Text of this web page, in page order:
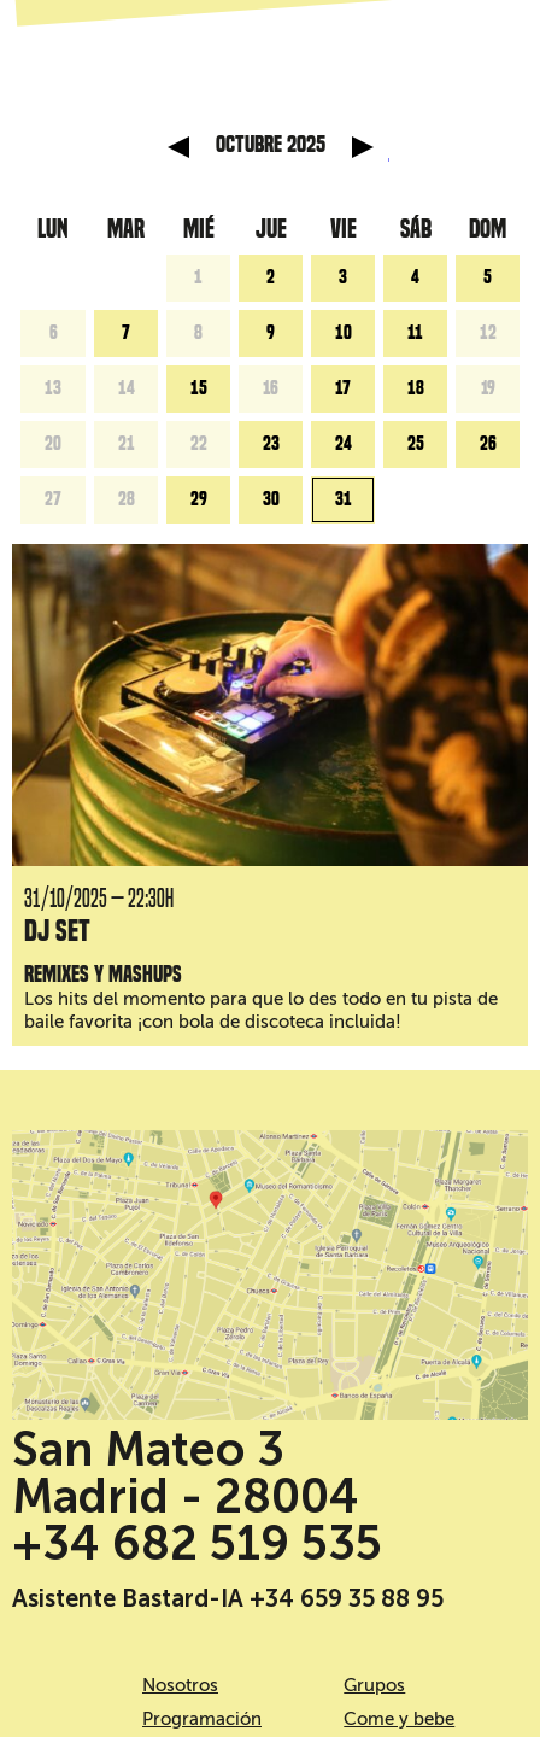
octubre 2025
LUN MAR MIÉ JUE VIE SÁB DOM
1 2 3 4 5
6 7 8 9 10 11 12
13 14 15 16 17 18 19
20 21 22 23 24 25 26
27 28 29 30 31
31/10/2025 — 22:30H
DJ Set
Remixes y mashups
Los hits del momento para que lo des todo en tu pista de
baile favorita ¡con bola de discoteca incluida!
San Mateo 3
Madrid - 28004
+34 682 519 535
Asistente Bastard-IA +34 659 35 88 95
Nosotros
Programación
Grupos
Come y bebe